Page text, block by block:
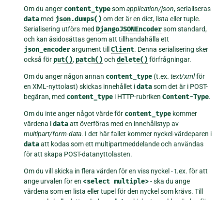
Om du anger content_typesomapplication/json, serialiseras
data med json.dumps() om det är en dict, lista eller tuple.
Serialisering utförs medDjangoJSONEncodersom standard,
och kan åsidosättas genom att tillhandahålla ett
json_encoderargument tillClient. Denna serialisering sker
också för put(), patch() ochdelete() förfrågningar.
Om du anger någon annan content_type (t.ex.text/xmlför
en XML-nyttolast) skickas innehållet idatasom det är i POST-
begäran, med content_type i HTTP-rubrikenContent-Type.
Om du inte anger något värde för content_type kommer
värdena idataatt överföras med en innehållstyp av
multipart/form-data. I det här fallet kommer nyckel-värdeparen i
dataatt kodas som ett multipartmeddelande och användas
för att skapa POST-datanyttolasten.
Om du vill skicka in flera värden för en viss nyckel - t.ex. för att
ange urvalen för en <select multiple>- ska du ange
värdena som en lista eller tupel för den nyckel som krävs. Till